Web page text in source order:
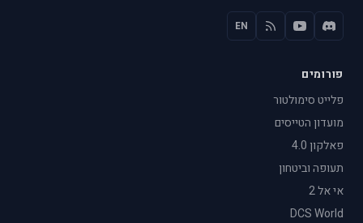
EN
פורומים
פלייט סימולטור
מועדון הטייסים
פאלקון 4.0
תעופה וביטחון
אי אל 2
DCS World